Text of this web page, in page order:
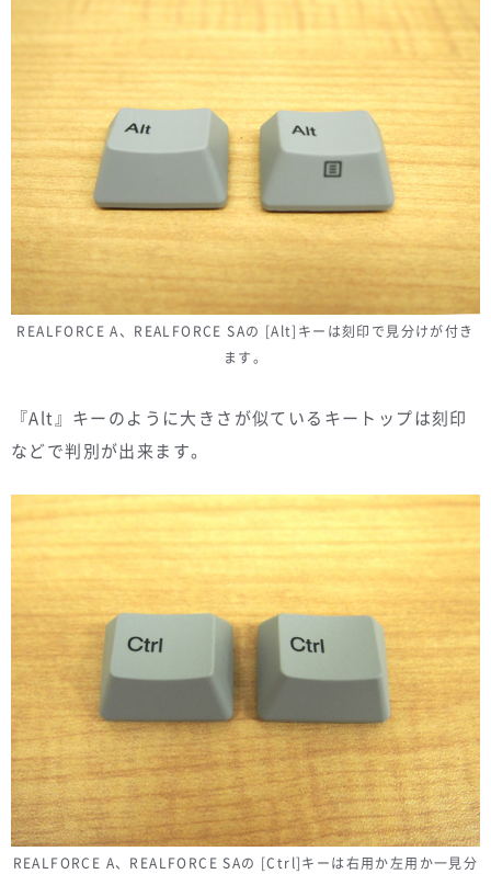
REALFORCE A、REALFORCE SAの [Alt]キーは刻印で見分けが付き
ます。
『Alt』キーのように大きさが似ているキートップは刻印
などで判別が出来ます。
REALFORCE A、REALFORCE SAの [Ctrl]キーは右用か左用か一見分